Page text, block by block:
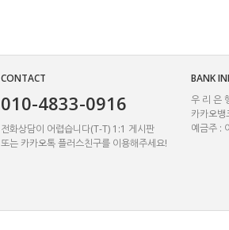
CONTACT
010-4833-0916
전화상담이 어렵습니다(T-T) 1:1 게시판
또는 카카오톡 플러스친구를 이용해주세요!
BANK
우 리 은
카카오
예금주 :